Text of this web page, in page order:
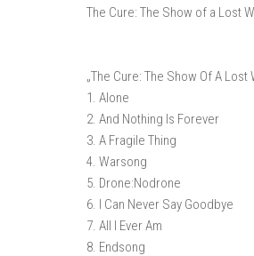
The Cure: The Show of a Lost
„The Cure: The Show Of A
1. Alone
2. And Nothing Is Forever
3. A Fragile Thing
4. Warsong
5. Drone:Nodrone
6. I Can Never Say Goodbye
7. All I Ever Am
8. Endsong